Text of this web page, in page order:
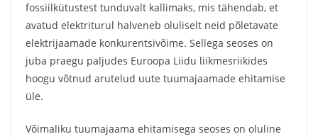
fossiilkütustest tunduvalt kallimaks, mis tähendab, et
avatud elektriturul halveneb oluliselt neid põletavate
elektrijaamade konkurentsivõime. Sellega seoses on
juba praegu paljudes Euroopa Liidu liikmesriikides
hoogu võtnud arutelud uute tuumajaamade ehitamise
üle.
Võimaliku tuumajaama ehitamisega seoses on oluline